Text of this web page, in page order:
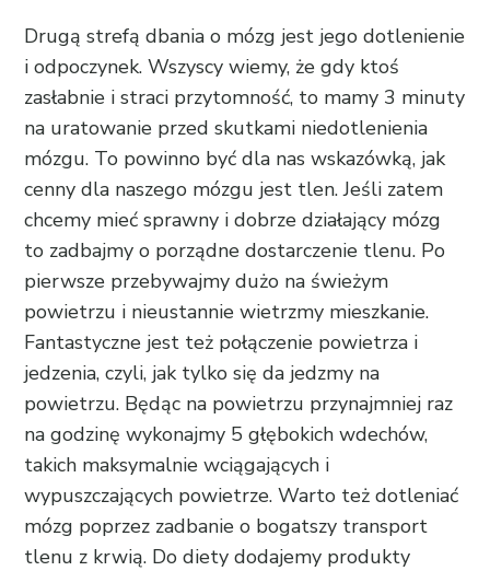
Drugą strefą dbania o mózg jest jego dotlenienie
i odpoczynek. Wszyscy wiemy, że gdy ktoś
zasłabnie i straci przytomność, to mamy 3 minuty
na uratowanie przed skutkami niedotlenienia
mózgu. To powinno być dla nas wskazówką, jak
cenny dla naszego mózgu jest tlen. Jeśli zatem
chcemy mieć sprawny i dobrze działający mózg
to zadbajmy o porządne dostarczenie tlenu. Po
pierwsze przebywajmy dużo na świeżym
powietrzu i nieustannie wietrzmy mieszkanie.
Fantastyczne jest też połączenie powietrza i
jedzenia, czyli, jak tylko się da jedzmy na
powietrzu. Będąc na powietrzu przynajmniej raz
na godzinę wykonajmy 5 głębokich wdechów,
takich maksymalnie wciągających i
wypuszczających powietrze. Warto też dotleniać
mózg poprzez zadbanie o bogatszy transport
tlenu z krwią. Do diety dodajemy produkty